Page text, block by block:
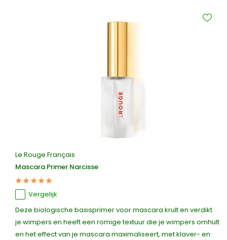
Le Rouge Français
Mascara Primer Narcisse
Vergelijk
Deze biologische basisprimer voor mascara krult en verdikt
je wimpers en heeft een romige textuur die je wimpers omhult
en het effect van je mascara maximaliseert, met klaver- en